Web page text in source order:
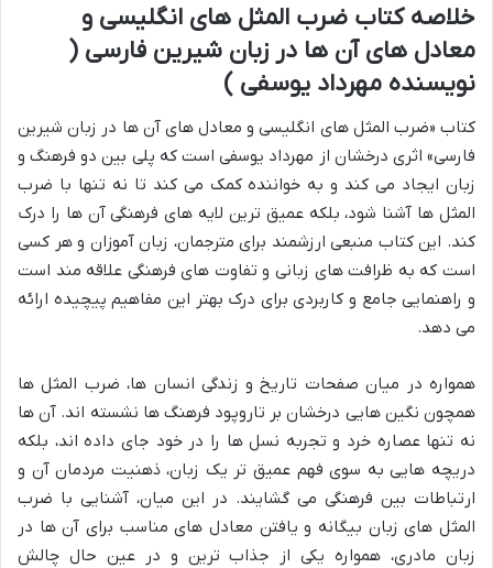
خلاصه کتاب ضرب المثل های انگلیسی و
معادل های آن ها در زبان شیرین فارسی (
نویسنده مهرداد یوسفی )
کتاب «ضرب المثل های انگلیسی و معادل های آن ها در زبان شیرین
فارسی» اثری درخشان از مهرداد یوسفی است که پلی بین دو فرهنگ و
زبان ایجاد می کند و به خواننده کمک می کند تا نه تنها با ضرب
المثل ها آشنا شود، بلکه عمیق ترین لایه های فرهنگی آن ها را درک
کند. این کتاب منبعی ارزشمند برای مترجمان، زبان آموزان و هر کسی
است که به ظرافت های زبانی و تفاوت های فرهنگی علاقه مند است
و راهنمایی جامع و کاربردی برای درک بهتر این مفاهیم پیچیده ارائه
می دهد.
همواره در میان صفحات تاریخ و زندگی انسان ها، ضرب المثل ها
همچون نگین هایی درخشان بر تاروپود فرهنگ ها نشسته اند. آن ها
نه تنها عصاره خرد و تجربه نسل ها را در خود جای داده اند، بلکه
دریچه هایی به سوی فهم عمیق تر یک زبان، ذهنیت مردمان آن و
ارتباطات بین فرهنگی می گشایند. در این میان، آشنایی با ضرب
المثل های زبان بیگانه و یافتن معادل های مناسب برای آن ها در
زبان مادری، همواره یکی از جذاب ترین و در عین حال چالش